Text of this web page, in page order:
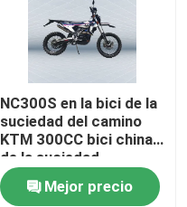
NC300S en la bici de la
suciedad del camino
KTM 300CC bici china
de la suciedad
Mejor precio